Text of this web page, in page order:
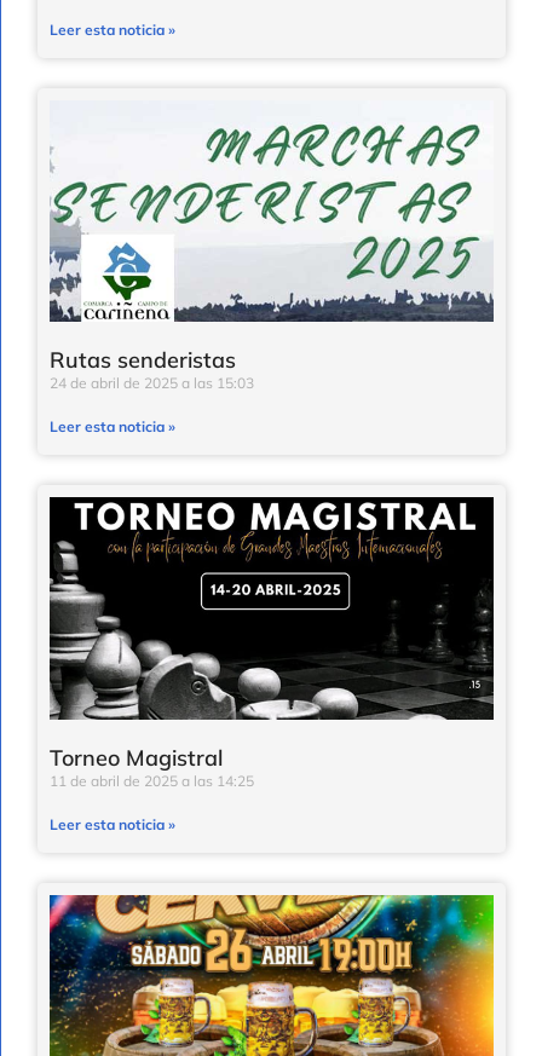
Leer esta noticia »
Rutas senderistas
24 de abril de 2025 15:03
Leer esta noticia »
Torneo Magistral
11 de abril de 2025 14:25
Leer esta noticia »